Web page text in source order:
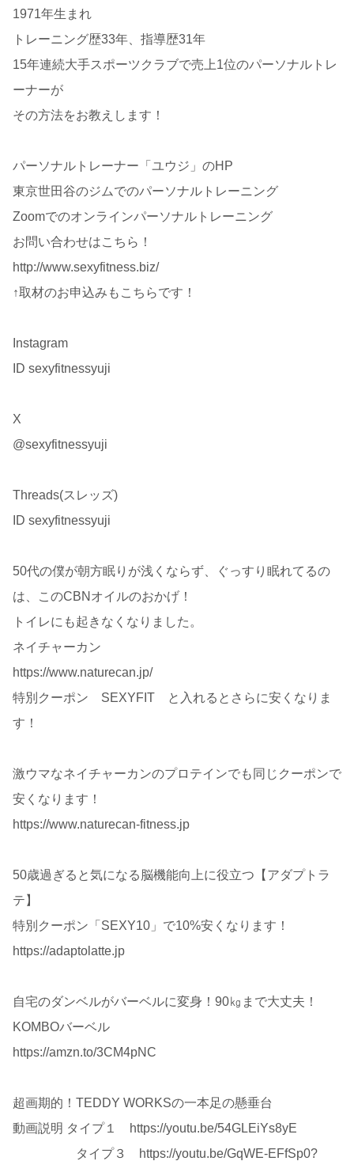
1971年生まれ
トレーニング歴33年、指導歴31年
15年連続大手スポーツクラブで売上1位のパーソナルトレ
ーナーが
その方法をお教えします！
パーソナルトレーナー「ユウジ」のHP
東京世田谷のジムでのパーソナルトレーニング
Zoomでのオンラインパーソナルトレーニング
お問い合わせはこちら！
http://www.sexyfitness.biz/
↑取材のお申込みもこちらです！
Instagram
ID sexyfitnessyuji
X
@sexyfitnessyuji
Threads(スレッズ)
ID sexyfitnessyuji
50代の僕が朝方眠りが浅くならず、ぐっすり眠れてるの
は、このCBNオイルのおかげ！
トイレにも起きなくなりました。
ネイチャーカン
https://www.naturecan.jp/
特別クーポン SEXYFIT と入れるとさらに安くなりま
す！
激ウマなネイチャーカンのプロテインでも同じクーポンで
安くなります！
https://www.naturecan-fitness.jp
50歳過ぎると気になる脳機能向上に役立つ【アダプトラ
テ】
特別クーポン「SEXY10」で10%安くなります！
https://adaptolatte.jp
自宅のダンベルがバーベルに変身！90㎏まで大丈夫！
KOMBOバーベル
https://amzn.to/3CM4pNC
超画期的！TEDDY WORKSの一本足の懸垂台
動画説明 タイプ１ https://youtu.be/54GLEiYs8yE
タイプ３ https://youtu.be/GqWE-EFfSp0?